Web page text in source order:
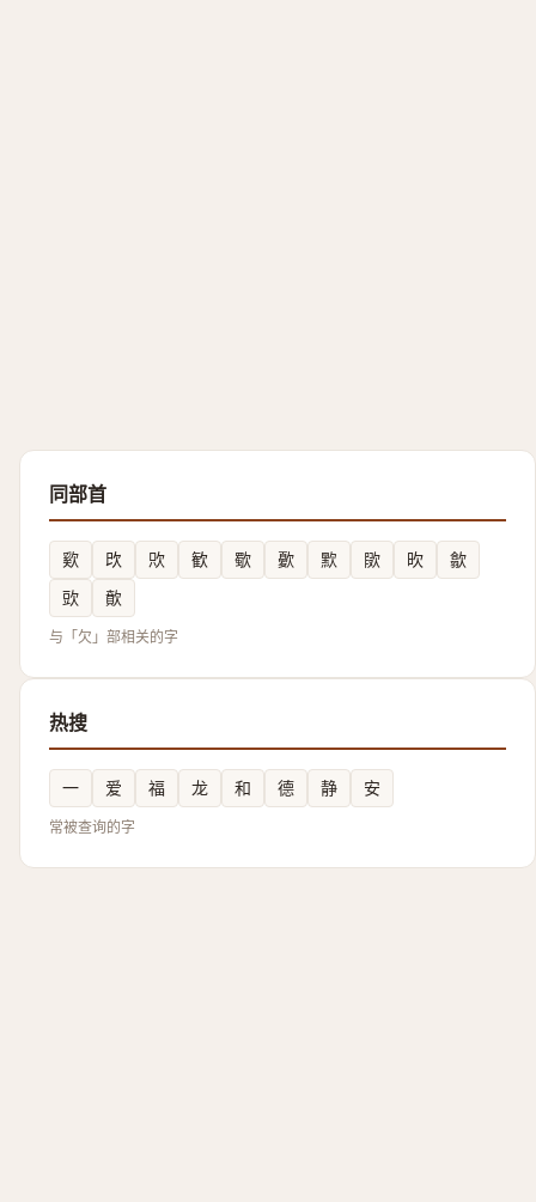
同部首
㰿 㰝 㰨 歓 歜 㱊 㱄 㰺 欥
歙
㰯
歕
与「欠」部相关的字
热搜
一 爱 福 龙 和 德 静 安
常被查询的字